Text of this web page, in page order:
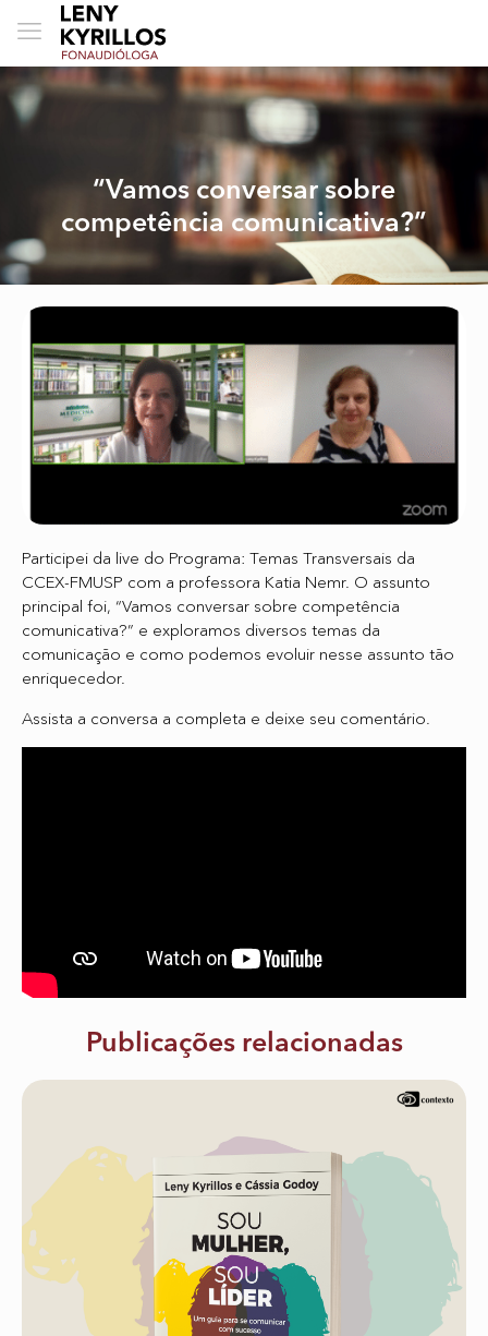
“Vamos conversar sobre
competência comunicativa?”
Participei da live do Programa: Temas Transversais da
CCEX-FMUSP com a professora Katia Nemr. O assunto
principal foi, “Vamos conversar sobre competência
comunicativa?” e exploramos diversos temas da
comunicação e como podemos evoluir nesse assunto tão
enriquecedor.
Assista a conversa a completa e deixe seu comentário.
Publicações relacionadas